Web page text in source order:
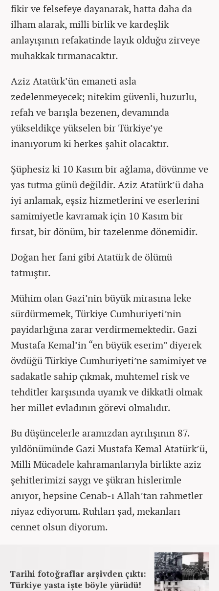
fikir ve felsefeye dayanarak, hatta daha da
ilham alarak, milli birlik ve kardeşlik
anlayışının refakatinde layık olduğu zirveye
muhakkak tırmanacaktır.
Aziz Atatürk’ün emaneti asla
zedelenmeyecek; nitekim güvenli, huzurlu,
refah ve barışla bezenen, devamında
yükseldikçe yükselen bir Türkiye’ye
inanıyorum ki herkes şahit olacaktır.
Şüphesiz ki 10 Kasım bir ağlama, dövünme ve
yas tutma günü değildir. Aziz Atatürk’ü daha
iyi anlamak, eşsiz hizmetlerini ve eserlerini
samimiyetle kavramak için 10 Kasım bir
fırsat, bir dönüm, bir tazelenme dönemidir.
Doğan her fani gibi Atatürk de ölümü
tatmıştır.
Mühim olan Gazi’nin büyük mirasına leke
sürdürmemek, Türkiye Cumhuriyeti’nin
payidarlığına zarar verdirmemektedir. Gazi
Mustafa Kemal’in “en büyük eserim” diyerek
övdüğü Türkiye Cumhuriyeti’ne samimiyet ve
sadakatle sahip çıkmak, muhtemel risk ve
tehditler karşısında uyanık ve dikkatli olmak
her millet evladının görevi olmalıdır.
Bu düşüncelerle aramızdan ayrılışının 87.
yıldönümünde Gazi Mustafa Kemal Atatürk’ü,
Milli Mücadele kahramanlarıyla birlikte aziz
şehitlerimizi saygı ve şükran hislerimle
anıyor, hepsine Cenab-ı Allah’tan rahmetler
niyaz ediyorum. Ruhları şad, mekanları
cennet olsun diyorum.
Tarihi fotoğraflar arşivden çıktı:
Türkiye yasta işte böyle yürüdü!